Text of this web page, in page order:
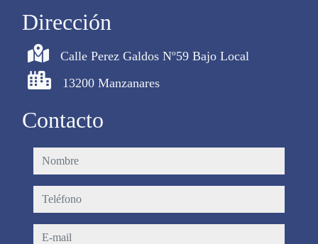
Dirección
Calle Perez Galdos Nº59 Bajo Local
13200 Manzanares
Contacto
nombre
teléfono
e-mail